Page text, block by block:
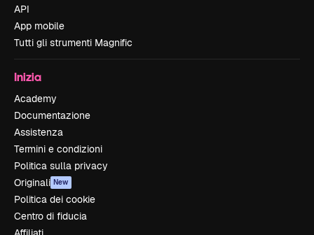
API
App mobile
Tutti gli strumenti Magnific
Inizia
Academy
Documentazione
Assistenza
Termini e condizioni
Politica sulla privacy
Originali New
Politica dei cookie
Centro di fiducia